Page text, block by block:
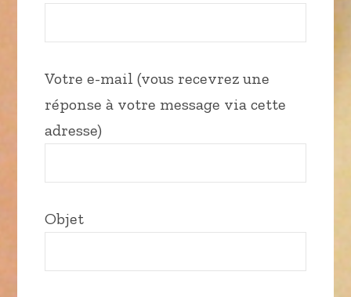
Votre e-mail (vous recevrez une
réponse à votre message via cette
adresse)
Objet